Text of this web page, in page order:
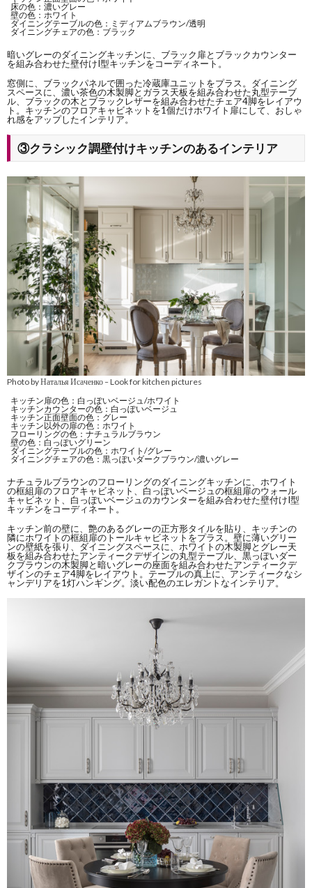
床の色：濃いグレー
壁の色：ホワイト
ダイニングテーブルの色：ミディアムブラウン/透明
ダイニングチェアの色：ブラック
暗いグレーのダイニングキッチンに、ブラック扉とブラックカウンター
を組み合わせた壁付けI型キッチンをコーディネート。
窓側に、ブラックパネルで囲った冷蔵庫ユニットをプラス。ダイニング
スペースに、濃い茶色の木製脚とガラス天板を組み合わせた丸型テーブ
ル、ブラックの木とブラックレザーを組み合わせたチェア4脚をレイアウ
ト。キッチンのフロアキャビネットを1個だけホワイト扉にして、おしゃ
れ感をアップしたインテリア。
③クラシック調壁付けキッチンのあるインテリア
Photo by Наталья Исаченко–Look for kitchen pictures
キッチン扉の色：白っぽいベージュ/ホワイト
キッチンカウンターの色：白っぽいベージュ
キッチン正面壁面の色：グレー
キッチン以外の扉の色：ホワイト
フローリングの色：ナチュラルブラウン
壁の色：白っぽいグリーン
ダイニングテーブルの色：ホワイト/グレー
ダイニングチェアの色：黒っぽいダークブラウン/濃いグレー
ナチュラルブラウンのフローリングのダイニングキッチンに、ホワイト
の框組扉のフロアキャビネット、白っぽいベージュの框組扉のウォール
キャビネット、白っぽいベージュのカウンターを組み合わせた壁付けI型
キッチンをコーディネート。
キッチン前の壁に、艶のあるグレーの正方形タイルを貼り、キッチンの
隣にホワイトの框組扉のトールキャビネットをプラス。壁に薄いグリー
ンの壁紙を張り、ダイニングスペースに、ホワイトの木製脚とグレー天
板を組み合わせたアンティークデザインの丸型テーブル、黒っぽいダー
クブラウンの木製脚と暗いグレーの座面を組み合わせたアンティークデ
ザインのチェア4脚をレイアウト。テーブルの真上に、アンティークなシ
ャンデリアを1灯ハンギング。淡い配色のエレガントなインテリア。